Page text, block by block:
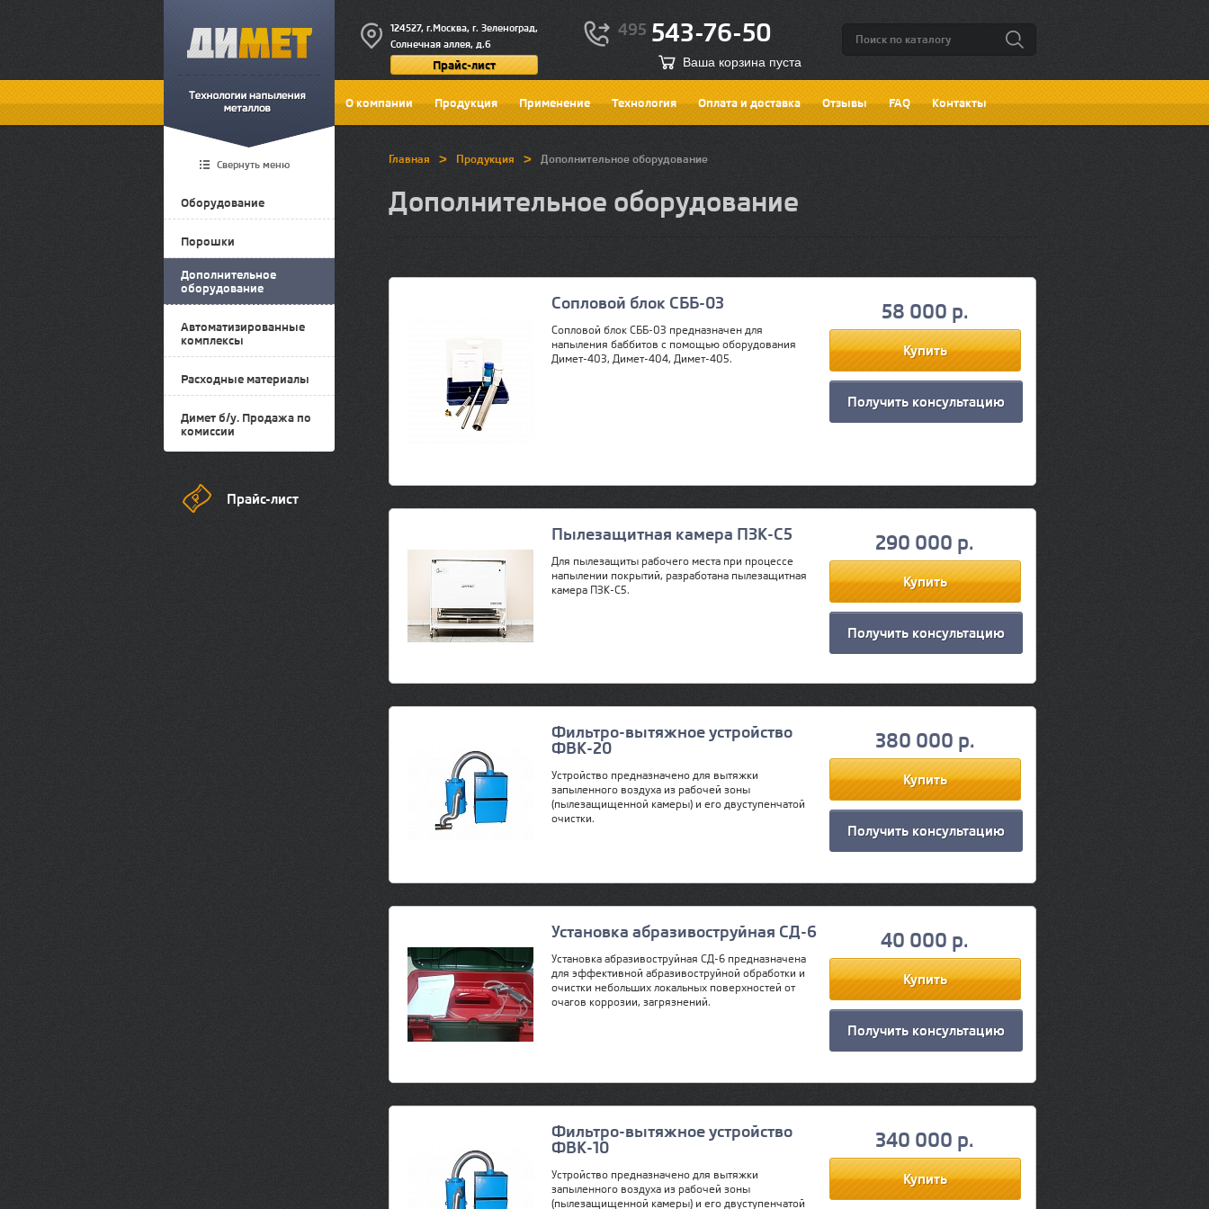
Свернуть меню
Оборудование
Порошки
Дополнительное
оборудование
Автоматизированные
комплексы
Расходные материалы
Димет б/у. Продажа по
комиссии
Прайс-лист
124527, г.Москва, г. Зеленоград,
Солнечная аллея, д.6
Прайс-лист
495 543-76-50
Ваша корзина пуста
О компании Продукция Применение Технология Оплата и доставка Отзывы FAQ Контакты
Главная > Продукция > Дополнительное оборудование
Дополнительное оборудование
Сопловой блок СББ-03
Сопловой блок СББ-03 предназначен для
напыления баббитов с помощью оборудования
Димет-403, Димет-404, Димет-405.
58 000 р.
Получить консультацию
Пылезащитная камера ПЗК-С5
Для пылезащиты рабочего места при процессе
напылении покрытий, разработана пылезащитная
камера ПЗК-С5.
290 000 р.
Получить консультацию
Фильтро-вытяжное устройство
ФВК-20
Устройство предназначено для вытяжки
запыленного воздуха из рабочей зоны
(пылезащищенной камеры) и его двуступенчатой
очистки.
380 000 р.
Получить консультацию
Установка абразивоструйная СД-6
Установка абразивоструйная СД-6 предназначена
для эффективной абразивоструйной обработки и
очистки небольших локальных поверхностей от
очагов коррозии, загрязнений.
40 000 р.
Получить консультацию
Фильтро-вытяжное устройство
ФВК-10
Устройство предназначено для вытяжки
запыленного воздуха из рабочей зоны
(пылезащищенной камеры) и его двуступенчатой
340 000 р.